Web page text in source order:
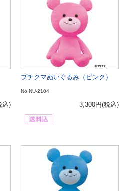
込)
プチクマぬいぐるみ（ピンク）
No.NU-2104
3,300円(税込)